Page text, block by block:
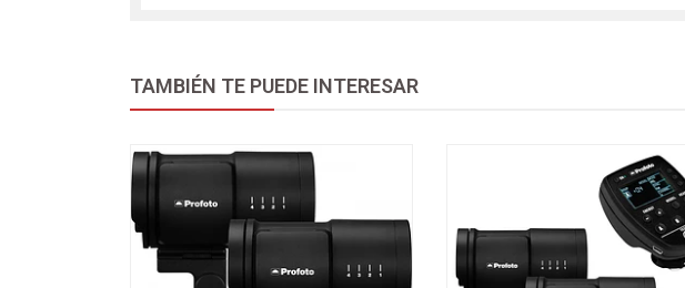
TAMBIÉN TE PUEDE INTERESAR